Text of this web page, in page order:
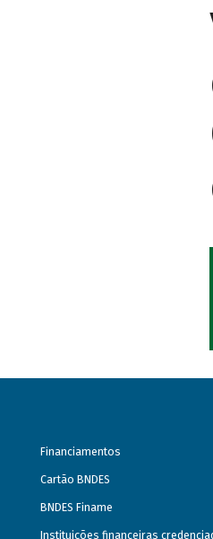
Financiamentos
Cartão BNDES
BNDES Finame
Instituições financeiras